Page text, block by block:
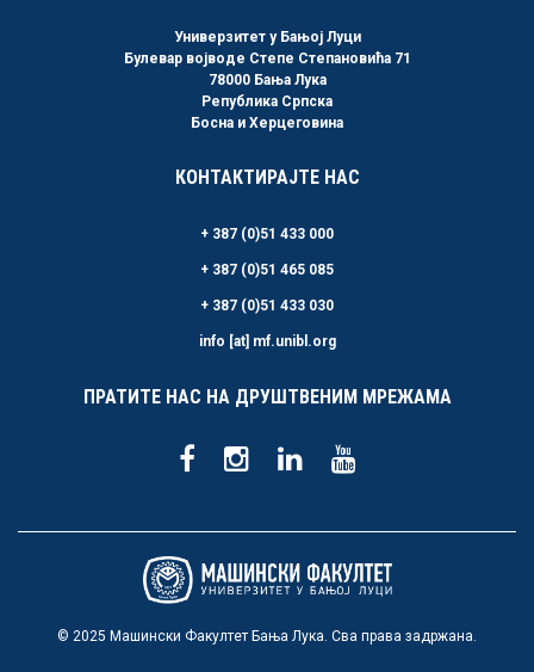
Универзитет у Бањој Луци
Булевар војводе Степе Степановића 71
78000 Бања Лука
Република Српска
Босна и Херцеговина
КОНТАКТИРАЈТЕ НАС
+ 387 (0)51 433 000
+ 387 (0)51 465 085
+ 387 (0)51 433 030
info [at] mf.unibl.org
ПРАТИТЕ НАС НА ДРУШТВЕНИМ МРЕЖАМА
© 2025 Машински Факултет Бања Лука. Сва права задржана.